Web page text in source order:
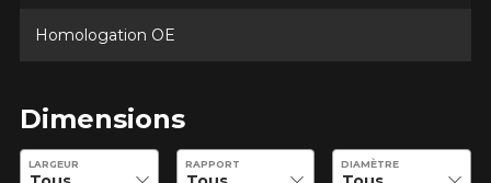
Homologation OE
Dimensions
Entrez les dimensions souhaitées pour vérifier la disponibilité
LARGEUR RAPPORT DIAMÈTRE